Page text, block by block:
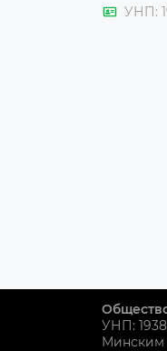
УНП:
УНП:
Минским